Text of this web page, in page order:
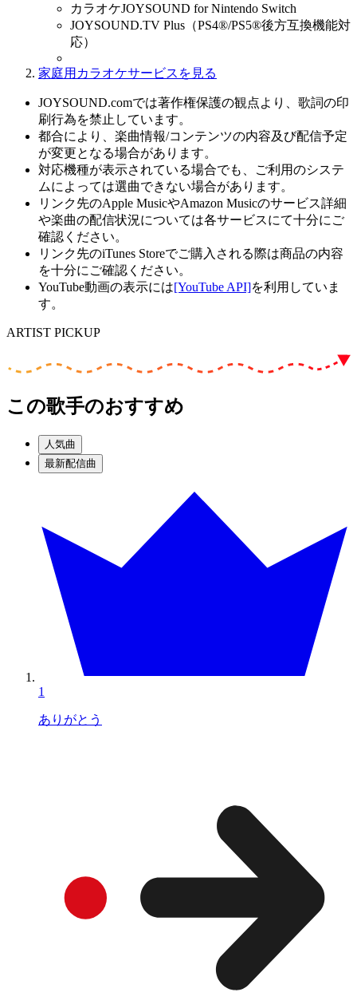
カラオケJOYSOUND for Nintendo Switch
JOYSOUND.TV Plus（PS4®/PS5®後方互換機能対
応）
家庭用カラオケサービスを見る
JOYSOUND.comでは著作権保護の観点より、歌詞の印
刷行為を禁止しています。
都合により、楽曲情報/コンテンツの内容及び配信予定
が変更となる場合があります。
対応機種が表示されている場合でも、ご利用のシステ
ムによっては選曲できない場合があります。
リンク先のApple MusicやAmazon Musicのサービス詳細
や楽曲の配信状況については各サービスにて十分にご
確認ください。
リンク先のiTunes Storeでご購入される際は商品の内容
を十分にご確認ください。
YouTube動画の表示には[YouTube API]を利用していま
す。
ARTIST PICKUP
この歌手のおすすめ
人気曲
最新配信曲
1
ありがとう